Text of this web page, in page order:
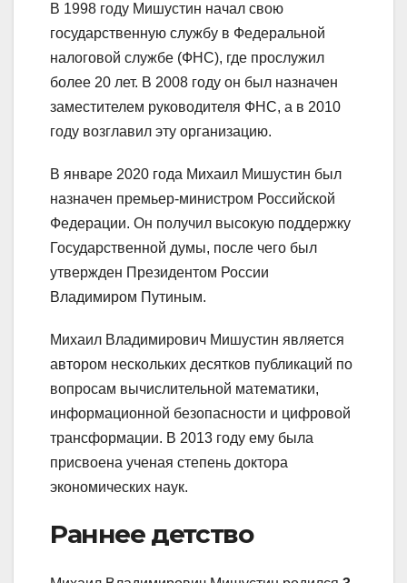
В 1998 году Мишустин начал свою
государственную службу в Федеральной
налоговой службе (ФНС), где прослужил
более 20 лет. В 2008 году он был назначен
заместителем руководителя ФНС, а в 2010
году возглавил эту организацию.
В январе 2020 года Михаил Мишустин был
назначен премьер-министром Российской
Федерации. Он получил высокую поддержку
Государственной думы, после чего был
утвержден Президентом России
Владимиром Путиным.
Михаил Владимирович Мишустин является
автором нескольких десятков публикаций по
вопросам вычислительной математики,
информационной безопасности и цифровой
трансформации. В 2013 году ему была
присвоена ученая степень доктора
экономических наук.
Раннее детство